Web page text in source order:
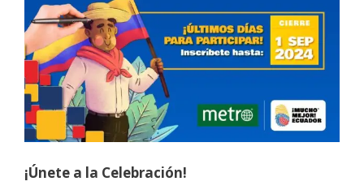
¡Únete a la Celebración!